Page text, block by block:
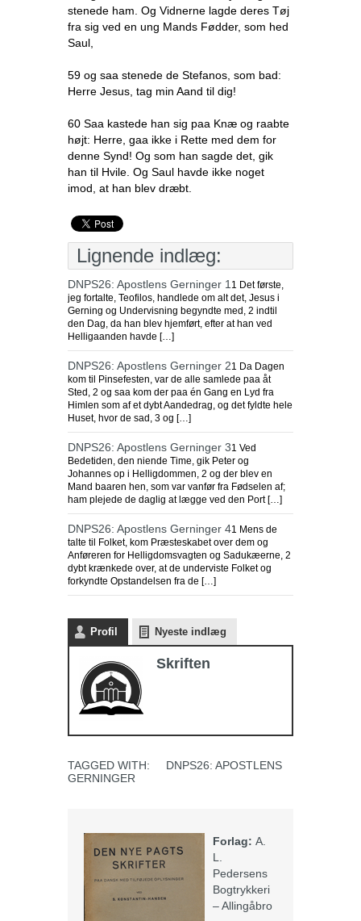
stenede ham. Og Vidnerne lagde deres Tøj
fra sig ved en ung Mands Fødder, som hed
Saul,
59 og saa stenede de Stefanos, som bad:
Herre Jesus, tag min Aand til dig!
60 Saa kastede han sig paa Knæ og raabte
højt: Herre, gaa ikke i Rette med dem for
denne Synd! Og som han sagde det, gik
han til Hvile. Og Saul havde ikke noget
imod, at han blev dræbt.
Lignende indlæg:
DNPS26: Apostlens Gerninger 1 1 Det første,
jeg fortalte, Teofilos, handlede om alt det, Jesus i
Gerning og Undervisning begyndte med, 2 indtil
den Dag, da han blev hjemført, efter at han ved
Helligaanden havde […]
DNPS26: Apostlens Gerninger 21 Da Dagen
kom til Pinsefesten, var de alle samlede paa åt
Sted, 2 og saa kom der paa én Gang en Lyd fra
Himlen som af et dybt Aandedrag, og det fyldte hele
Huset, hvor de sad, 3 og […]
DNPS26: Apostlens Gerninger 31 Ved
Bedetiden, den niende Time, gik Peter og
Johannes op i Helligdommen, 2 og der blev en
Mand baaren hen, som var vanfør fra Fødselen af;
ham plejede de daglig at lægge ved den Port […]
DNPS26: Apostlens Gerninger 41 Mens de
talte til Folket, kom Præsteskabet over dem og
Anføreren for Helligdomsvagten og Sadukæerne, 2
dybt krænkede over, at de underviste Folket og
forkyndte Opstandelsen fra de […]
Profil Nyeste indlæg
Skriften
TAGGED WITH:
DNPS26: APOSTLENS
GERNINGER
Forlag: A.
L.
Pedersens
Bogtrykkeri
– Allingåbro